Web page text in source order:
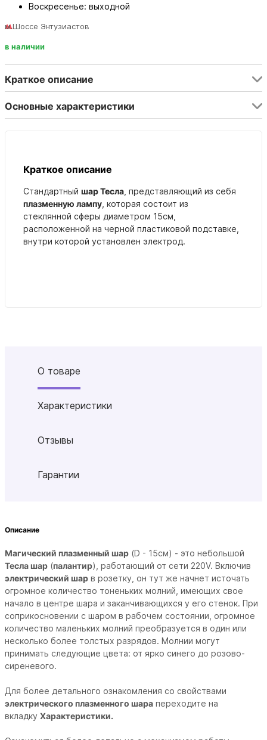
Воскресенье: выходной
м.Шоссе Энтузиастов
в наличии
Краткое описание
Основные характеристики
Краткое описание
Стандартный шар Тесла , представляющий из себя
плазменную лампу , которая состоит из
стеклянной сферы диаметром 15см,
расположенной на черной пластиковой подставке,
внутри которой установлен электрод.
О товаре
Характеристики
Отзывы
Гарантии
Описание
Магический плазменный шар (D - 15см) - это небольшой
Тесла шар (палантир), работающий от сети 220V. Включив
электрический шар в розетку, он тут же начнет источать
огромное количество тоненьких молний, имеющих свое
начало в центре шара и заканчивающихся у его стенок. При
соприкосновении с шаром в рабочем состоянии, огромное
количество маленьких молний преобразуется в один или
несколько более толстых разрядов. Молнии могут
принимать следующие цвета: от ярко синего до розово-
сиреневого.
Для более детального ознакомления со свойствами
электрического плазменного шара переходите на
вкладку Характеристики.